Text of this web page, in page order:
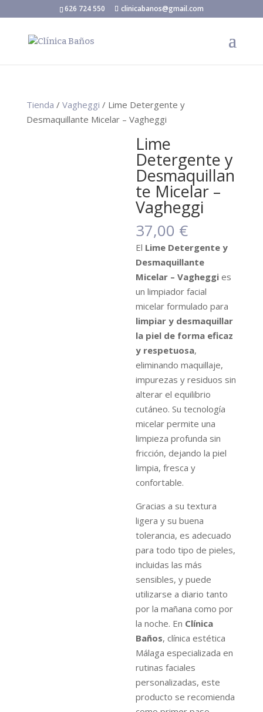
626 724 550 clinicabanos@gmail.com
Tienda / Vagheggi / Lime Detergente y
Desmaquillante Micelar – Vagheggi
Lime
Detergente y
Desmaquillan
te Micelar –
Vagheggi
37,00 €
El Lime Detergente y
Desmaquillante
Micelar – Vagheggi es
un limpiador facial
micelar formulado para
limpiar y desmaquillar
la piel de forma eficaz
y respetuosa,
eliminando maquillaje,
impurezas y residuos sin
alterar el equilibrio
cutáneo. Su tecnología
micelar permite una
limpieza profunda sin
fricción, dejando la piel
limpia, fresca y
confortable.
Gracias a su textura
ligera y su buena
tolerancia, es adecuado
para todo tipo de pieles,
incluidas las más
sensibles, y puede
utilizarse a diario tanto
por la mañana como por
la noche. En Clínica
Baños, clínica estética
Málaga especializada en
rutinas faciales
personalizadas, este
producto se recomienda